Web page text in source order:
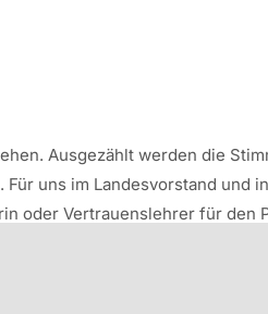
Ausgezählt werden die
uns im Landesvorstand und
oder Vertrauenslehrer für den